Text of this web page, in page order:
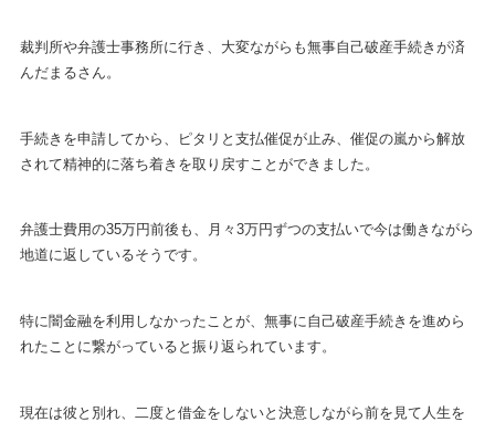
裁判所や弁護士事務所に行き、大変ながらも無事自己破産手続きが済
んだまるさん。
手続きを申請してから、ピタリと支払催促が止み、催促の嵐から解放
されて精神的に落ち着きを取り戻すことができました。
弁護士費用の35万円前後も、月々3万円ずつの支払いで今は働きながら
地道に返しているそうです。
特に闇金融を利用しなかったことが、無事に自己破産手続きを進めら
れたことに繋がっていると振り返られています。
現在は彼と別れ、二度と借金をしないと決意しながら前を見て人生を